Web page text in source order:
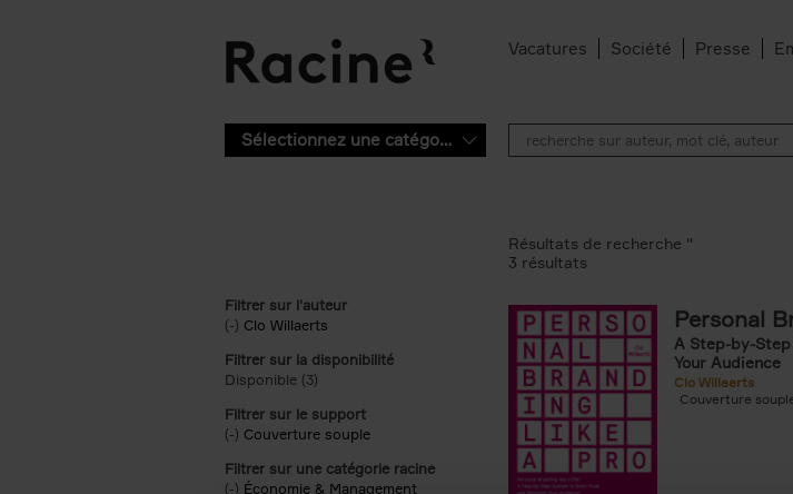
Vacatures Société Presse
Sélectionnez une catégorie
Filtrer sur l'auteur
(-) Remove Clo Willaerts filter
Clo Willaerts
Filtrer sur la disponibilité
Disponible (3)
Filtrer sur le support
(-) Remove Couverture souple filter
Couverture souple
Filtrer sur une catégorie racine
(-) Remove Économie & Management filter
Économie & Management
Résultats de recherche ''
3 résultats
Personal
A Step-by-
Your Audience
Clo Willaerts
Couverture